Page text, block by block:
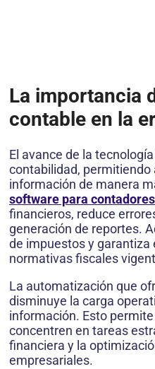
La importancia
contable en la
El avance de la
contabilidad,
información de manera
software para contadores
financieros, reduce
generación de reportes.
de impuestos y
normativas fiscales
La automatización que
disminuye la carga
información. Esto
concentren en tareas
financiera y la
empresariales.